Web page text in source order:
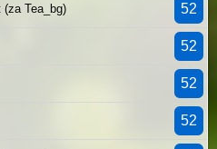
(za Tea_bg) 52
52
52
52